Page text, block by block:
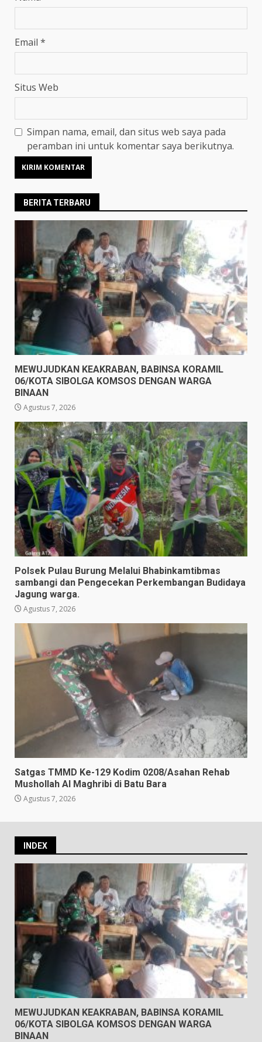
Email *
Situs Web
Simpan nama, email, dan situs web saya pada
peramban ini untuk komentar saya berikutnya.
BERITA TERBARU
MEWUJUDKAN KEAKRABAN, BABINSA KORAMIL
06/KOTA SIBOLGA KOMSOS DENGAN WARGA
BINAAN
Agustus 7, 2026
Polsek Pulau Burung Melalui Bhabinkamtibmas
sambangi dan Pengecekan Perkembangan Budidaya
Jagung warga.
Agustus 7, 2026
Satgas TMMD Ke-129 Kodim 0208/Asahan Rehab
Mushollah Al Maghribi di Batu Bara
Agustus 7, 2026
INDEX
MEWUJUDKAN KEAKRABAN, BABINSA KORAMIL
06/KOTA SIBOLGA KOMSOS DENGAN WARGA
BINAAN